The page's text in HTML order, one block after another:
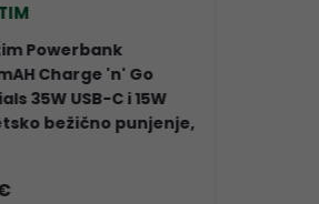
Powerbank
Charge 'n' Go
35W USB-C i 15W
bežično punjenje,